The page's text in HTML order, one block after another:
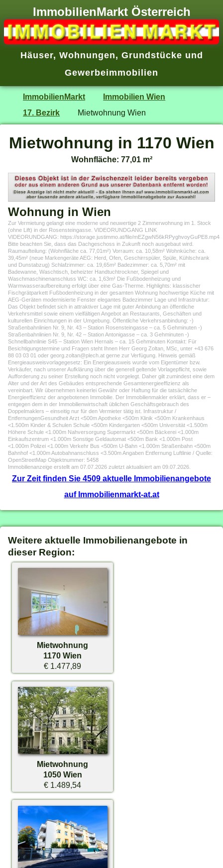
ImmobilienMarkt Österreich
Häuser, Wohnungen, Grundstücke und
Gewerbeimmobilien
ImmobilienMarkt
Immobilien Wien
17. Bezirk
Mietwohnung Wien
Mietwohnung in 1170 Wien
Wohnfläche: 77,01 m²
Wohnung in Wien
Zur Vermietung gelangt eine moderne und neuwertige 2 Zimmerwohnung im 1. Stock
(ohne Lift) in der Rosensteingasse. VIDEORUNDGANG LINK
VIDEORUNDGANG: https://storage.justimmo.at/file/mEZgwN56kRPyghvoyGuPE8.mp4
Bitte beachten Sie, dass das Dachgeschoss in Zukunft noch ausgebaut wird.
Raumaufteilung: (Wohnfläche ca. 77,01m²) Vorraum: ca. 10,58m² Wohnküche: ca.
39,45m² (neue Markengeräte AEG: Herd, Ofen, Geschirrspüler, Spüle, Kühlschrank
und Dunstabzug) Schlafzimmer: ca. 19,65m² Badezimmer: ca. 5,70m² mit
Badewanne, Waschtisch, beheizter Handtuchtrockner, Spiegel und
Waschmaschinenanschluss WC: ca. 1,63m² Die Fußbodenheizung und
Warmwasseraufbereitung erfolgt über eine Gas-Therme. Highlights: klassischer
Fischgrätparkett Fußbodenheizung in der gesamten Wohnung hochwertige Küche mit
AEG-Geräten modernisierte Fenster elegantes Badezimmer Lage und Infrastruktur:
Das Objekt befindet sich in attraktiver Lage mit guter Anbindung an öffentliche
Verkehrsmittel sowie einem vielfältigen Angebot an Restaurants, Geschäften und
kulturellen Einrichtungen in der Umgebung. Öffentliche Verkehrsanbindung: -)
Straßenbahnlinien Nr. 9, Nr. 43 – Station Rosensteingasse – ca. 5 Gehminuten -)
Straßenbahnlinien Nr. 9, Nr. 42 – Station Antonigasse – ca. 3 Gehminuten -)
Schnellbahnlinie S45 – Station Wien Hernals – ca. 15 Gehminuten Kontakt: Für
Besichtigungstermine und Fragen steht Ihnen Herr Georg Zoltan, MSc, unter +43 676
88 03 03 01 oder georg.zoltan@plech.at gerne zur Verfügung. Hinweis gemäß
Energieausweisvorlagegesetz: Ein Energieausweis wurde vom Eigentümer bzw.
Verkäufer, nach unserer Aufklärung über die generell geltende Vorlagepflicht, sowie
Aufforderung zu seiner Erstellung noch nicht vorgelegt. Daher gilt zumindest eine dem
Alter und der Art des Gebäudes entsprechende Gesamtenergieeffizienz als
vereinbart. Wir übernehmen keinerlei Gewähr oder Haftung für die tatsächliche
Energieeffizienz der angebotenen Immobilie. Der Immobilienmakler erklärt, dass er –
entgegen dem in der Immobilienwirtschaft üblichen Geschäftsgebrauch des
Doppelmaklers – einseitig nur für den Vermieter tätig ist. Infrastruktur /
EntfernungenGesundheit Arzt <500m Apotheke <500m Klinik <500m Krankenhaus
<1.500m Kinder & Schulen Schule <500m Kindergarten <500m Universität <1.500m
Höhere Schule <1.000m Nahversorgung Supermarkt <500m Bäckerei <1.000m
Einkaufszentrum <1.000m Sonstige Geldautomat <500m Bank <1.000m Post
<1.000m Polizei <1.000m Verkehr Bus <500m U-Bahn <1.000m Straßenbahn <500m
Bahnhof <1.000m Autobahnanschluss <3.500m Angaben Entfernung Luftlinie / Quelle:
OpenStreetMap Objektnummer: 5458
Immobilienanzeige erstellt am 07.07.2026 zuletzt aktualisiert am 09.07.2026.
Zur Zeit finden Sie 4509 aktuelle Immobilienangebote
auf Immobilienmarkt-at.at
Weitere aktuelle Immobilienangebote in
dieser Region:
Mietwohnung
1170 Wien
€ 1.477,89
Mietwohnung
1050 Wien
€ 1.489,54